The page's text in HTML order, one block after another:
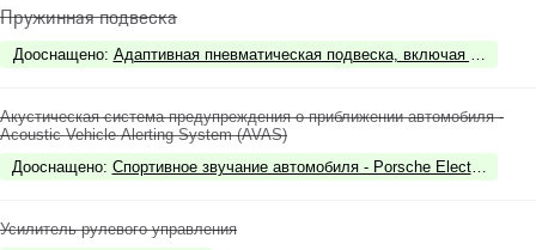
Пружинная подвеска
Дооснащено: Адаптивная пневматическая подвеска, включая
Акустическая система предупреждения о приближении автомобиля -
Acoustic Vehicle Alerting System (AVAS)
Дооснащено: Спортивное звучание автомобиля - Porsche Electric Sport
Усилитель рулевого управления